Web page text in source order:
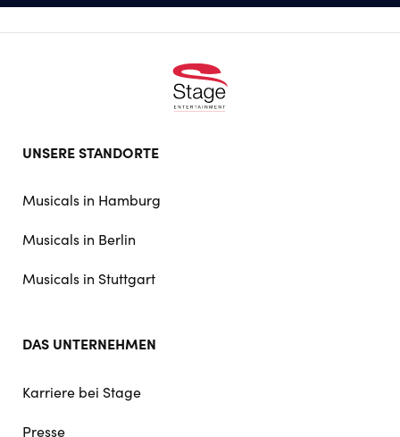
doormat
UNSERE STANDORTE
Musicals in Hamburg
Musicals in Berlin
Musicals in Stuttgart
DAS UNTERNEHMEN
Karriere bei Stage
Presse